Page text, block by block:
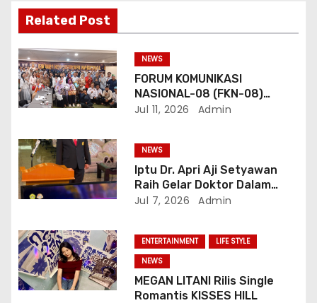
sRelated Post
NEWS
FORUM KOMUNIKASI
NASIONAL-08 (FKN-08)
Dukung Program
Jul 11, 2026 Admin
NEWS
Iptu Dr. Apri Aji Setyawan
Raih Gelar Doktor Dalam
Sidang Terbuka Promosi
Jul 7, 2026 Admin
ENTERTAINMENT
LIFE STYLE
NEWS
MEGAN LITANI Rilis Single
Romantis KISSES HILL